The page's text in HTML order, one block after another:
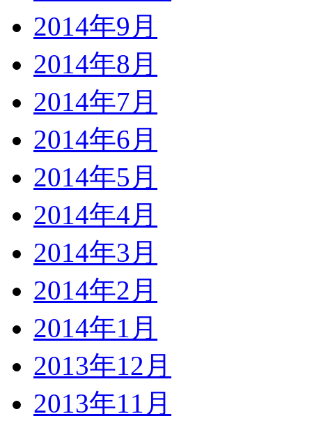
2014年9月
2014年8月
2014年7月
2014年6月
2014年5月
2014年4月
2014年3月
2014年2月
2014年1月
2013年12月
2013年11月